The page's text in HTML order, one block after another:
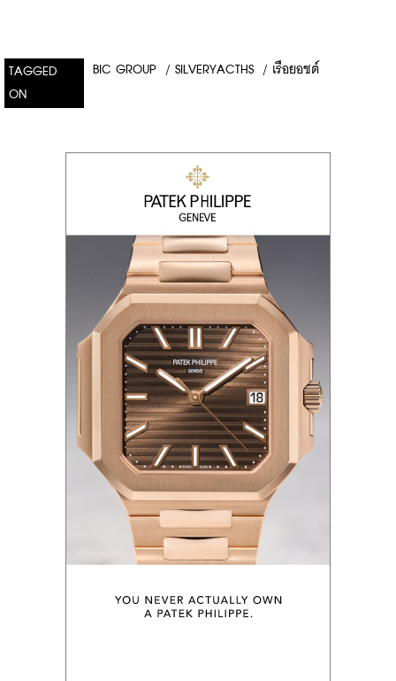
TAGGED
ON
BIC GROUP / SILVERYACTHS / เรือยอชต์